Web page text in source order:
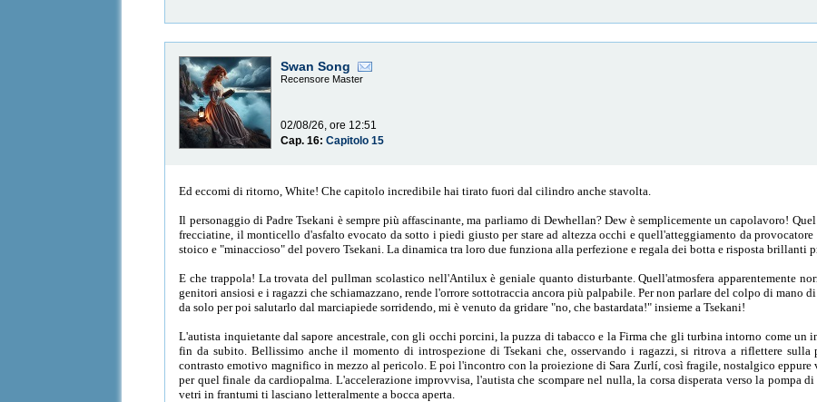
Swan Song
Recensore Master
02/08/26, ore 12:51
Cap. 16:Capitolo 15
Ed eccomi di ritorno, White! Che capitolo incredibile hai tirato fuori dal cilindro anche stavolta.
Il personaggio di Padre Tsekani è sempre più affascinante, ma parliamo di Dewhellan? Dew è semplicemente un capolavoro!
frecciatine, il monticello d'asfalto evocato da sotto i piedi giusto per stare ad altezza occhi e quell'atteggiamento da
stoico e "minaccioso" del povero Tsekani. La dinamica tra loro due funziona alla perfezione e regala dei botta e risposta brillanti
E che trappola! La trovata del pullman scolastico nell'Antilux è geniale quanto disturbante. Quell'atmosfera apparentemente
genitori ansiosi e i ragazzi che schiamazzano, rende l'orrore sottotraccia ancora più palpabile. Per non parlare del colpo di mano
da solo per poi salutarlo dal marciapiede sorridendo, mi è venuto da gridare "no, che bastardata!" insieme a Tsekani!
L'autista inquietante dal sapore ancestrale, con gli occhi porcini, la puzza di tabacco e la Firma che gli turbina intorno come un
fin da subito. Bellissimo anche il momento di introspezione di Tsekani che, osservando i ragazzi, si ritrova a riflettere sulla
contrasto emotivo magnifico in mezzo al pericolo. E poi l'incontro con la proiezione di Sara Zurlí, così fragile, nostalgico eppure
per quel finale da cardiopalma. L'accelerazione improvvisa, l'autista che scompare nel nulla, la corsa disperata verso la pompa
vetri in frantumi ti lasciano letteralmente a bocca aperta.